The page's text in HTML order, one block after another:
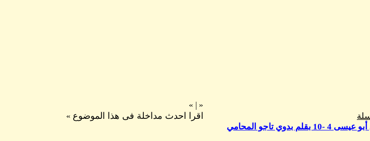
«
|
»
اقرا احدث مداخلة فى هذا الموضوع »
تاجو المحامي